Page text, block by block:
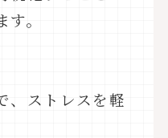
。
、ストレスを軽